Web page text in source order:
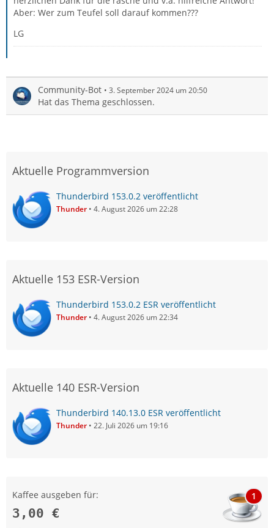
Aber: Wer zum Teufel soll darauf kommen???
LG
Community-Bot 3. September 2024 um 20:50
Hat das Thema geschlossen.
Aktuelle Programmversion
Thunderbird 153.0.2 veröffentlicht
Thunder 4. August 2026 um 22:28
Aktuelle 153 ESR-Version
Thunderbird 153.0.2 ESR veröffentlicht
Thunder 4. August 2026 um 22:34
Aktuelle 140 ESR-Version
Thunderbird 140.13.0 ESR veröffentlicht
Thunder 22. Juli 2026 um 19:16
Kaffee ausgeben für:
3,00 €
1